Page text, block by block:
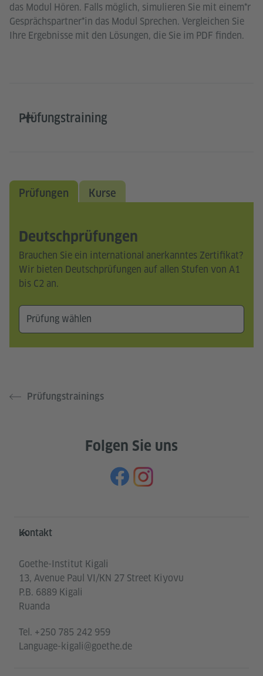
das Modul Hören. Falls möglich, simulieren Sie mit einem*r
Gesprächspartner*in das Modul Sprechen. Vergleichen Sie
Ihre Ergebnisse mit den Lösungen, die Sie im PDF finden.
Prüfungstraining
Prüfungen Kurse
Deutschprüfungen
Brauchen Sie ein international anerkanntes Zertifikat?
Wir bieten Deutschprüfungen auf allen Stufen von A1
bis C2 an.
Prüfungstrainings
Folgen Sie uns
Service- und Informationsbereich
Kontakt
Goethe-Institut Kigali
13, Avenue Paul VI/KN 27 Street Kiyovu
P.B. 6889 Kigali
Ruanda
Tel. +250 785 242 959
Language-kigali@goethe.de